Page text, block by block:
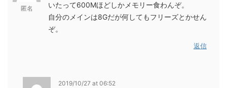
匿名
いたって600Mほどしかメモリー食わんぞ。
自分のメインは8Gだが何してもフリーズとかせん
ぞ。
返信
2019/10/27 at 06:52